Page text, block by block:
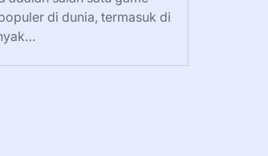
di dunia, termasuk di